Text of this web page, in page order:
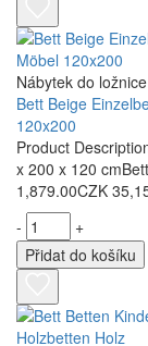
Nábytek do ložnice
Bett Beige
120x200
Product
x 200 x 120
1,879.00CZK
-
+
Přidat do košíku